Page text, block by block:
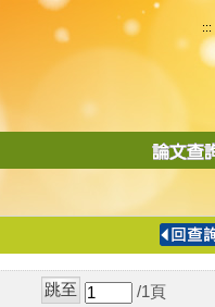
:::
導
/1 頁